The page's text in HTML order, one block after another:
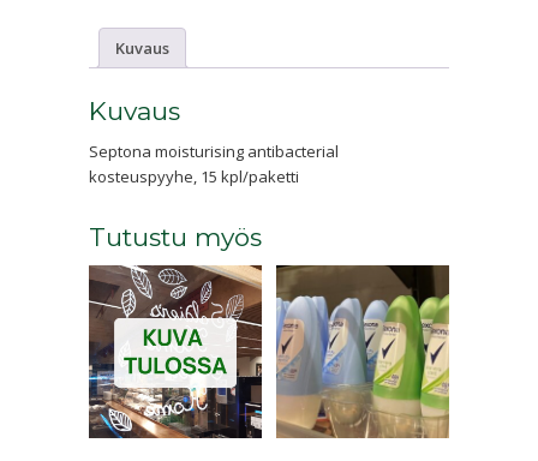
Kuvaus
Kuvaus
Septona moisturising antibacterial
kosteuspyyhe, 15 kpl/paketti
Tutustu myös